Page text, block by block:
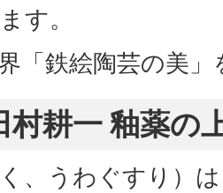
す。
「鉄絵陶芸の美
村耕一 釉薬の
、うわぐすり）